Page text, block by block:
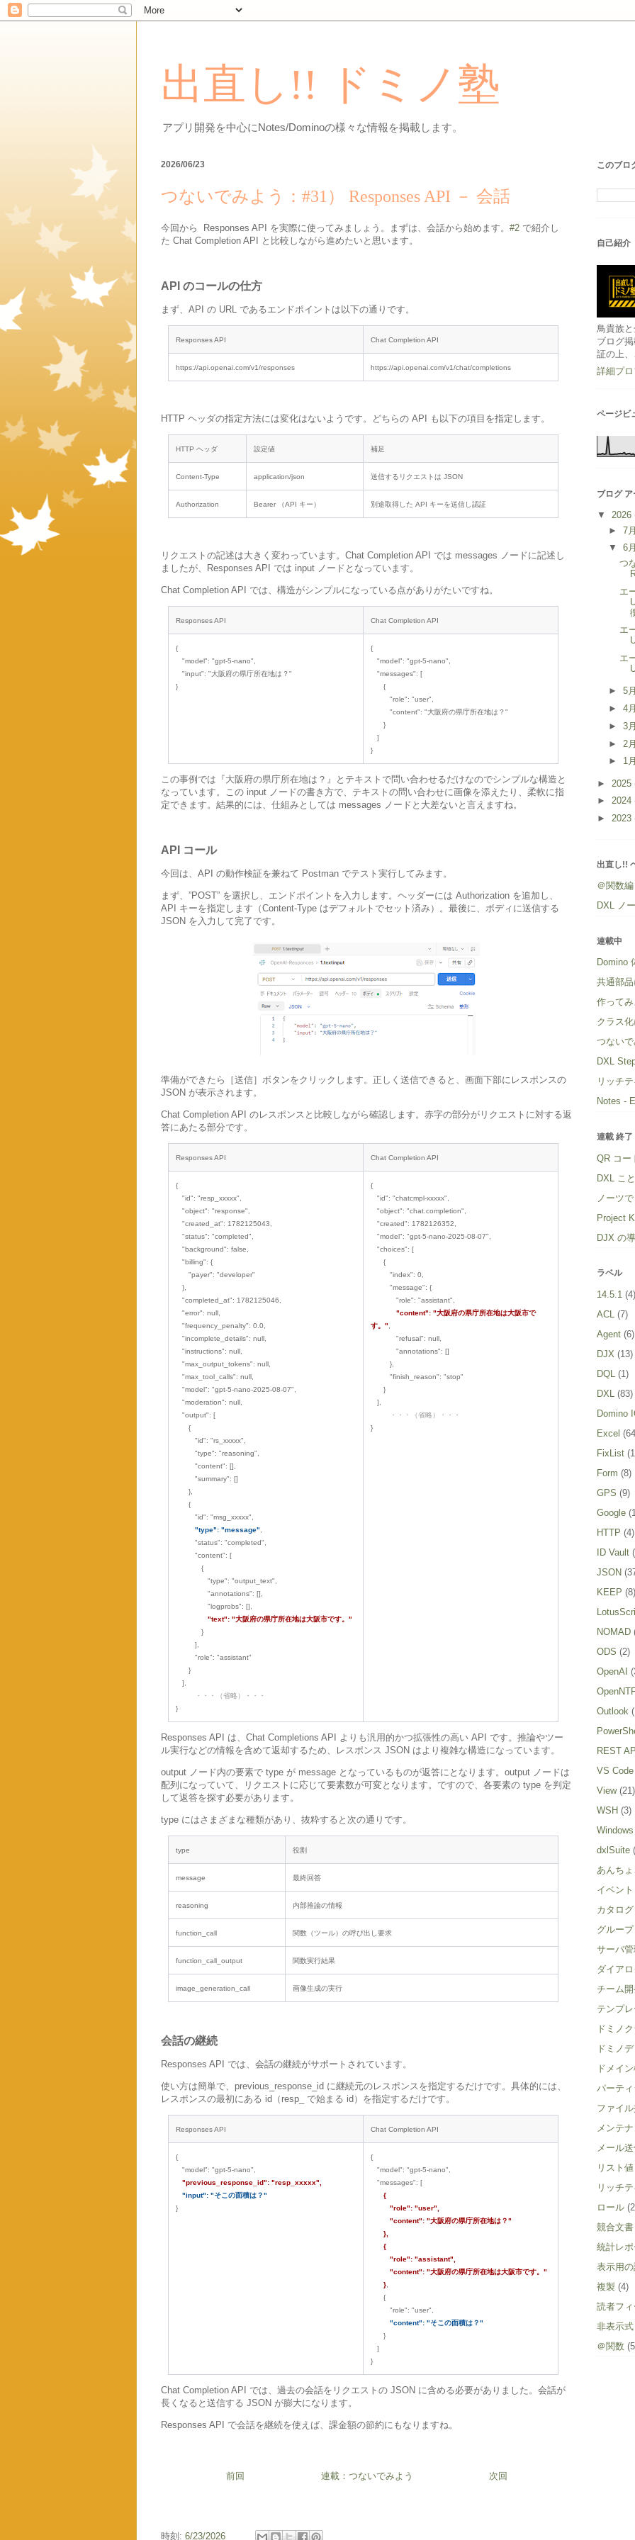
出直し!! ドミノ塾
アプリ開発を中心にNotes/Dominoの様々な情報を掲載します。
2026/06/23
つないでみよう：#31） Responses API － 会話
今回から Responses API を実際に使ってみましょう。まずは、会話から始めます。 #2 で紹介し
た Chat Completion API と比較しながら進めたいと思います。
API のコールの仕方
まず、API の URL であるエンドポイントは以下の通りです。
Responses API Chat Completion API
https://api.openai.com/v1/responses https://api.openai.com/v1/chat/completions
HTTP ヘッダの指定方法には変化はないようです。どちらの API も以下の項目を指定します。
HTTP ヘッダ 設定値 補足
Content-Type application/json 送信するリクエストは JSON
Authorization Bearer （API キー） 別途取得した API キーを送信し認証
リクエストの記述は大きく変わっています。Chat Completion API では messages ノードに記述し
ましたが、Responses API では input ノードとなっています。
Chat Completion API では、構造がシンプルになっている点がありがたいですね。
Responses API Chat Completion API
{
"model": "gpt-5-nano",
"input": "大阪府の県庁所在地は？"
}
{
"model": "gpt-5-nano",
"messages": [
{
"role": "user",
"content": "大阪府の県庁所在地は？"
}
]
}
この事例では『大阪府の県庁所在地は？』とテキストで問い合わせるだけなのでシンプルな構造と
なっています。この input ノードの書き方で、テキストの問い合わせに画像を添えたり、柔軟に指
定できます。結果的には、仕組みとしては messages ノードと大差ないと言えますね。
API コール
今回は、API の動作検証を兼ねて Postman でテスト実行してみます。
まず、”POST” を選択し、エンドポイントを入力します。ヘッダーには Authorization を追加し、
API キーを指定します（Content-Type はデフォルトでセット済み）。最後に、ボディに送信する
JSON を入力して完了です。
準備ができたら［送信］ボタンをクリックします。正しく送信できると、画面下部にレスポンスの
JSON が表示されます。
Chat Completion API のレスポンスと比較しながら確認します。赤字の部分がリクエストに対する返
答にあたる部分です。
Responses API Chat Completion API
{
"id": "resp_xxxxx",
"object": "response",
"created_at": 1782125043,
"status": "completed",
"background": false,
"billing": {
"payer": "developer"
},
"completed_at": 1782125046,
"error": null,
"frequency_penalty": 0.0,
"incomplete_details": null,
"instructions": null,
"max_output_tokens": null,
"max_tool_calls": null,
"model": "gpt-5-nano-2025-08-07",
"moderation": null,
"output": [
{
"id": "rs_xxxxx",
"type": "reasoning",
"content": [],
"summary": []
},
{
"id": "msg_xxxxx",
"type": "message"
"status": "completed",
"content": [
{
"type": "output_text",
"annotations": [],
"logprobs": [],
"text": "大阪府の県庁所在地は大阪市です。"
}
],
"role": "assistant"
}
],
・・・（省略）・・・
}
{
"id": "chatcmpl-xxxxx",
"object": "chat.completion",
"created": 1782126352,
"model": "gpt-5-nano-2025-08-07",
"choices": [
{
"index": 0,
"message": {
"role": "assistant",
"content": "大阪府の県庁所在地は大阪市で
す。"
"refusal": null,
"annotations": []
},
"finish_reason": "stop"
}
],
・・・（省略）・・・
}
Responses API は、Chat Completions API よりも汎用的かつ拡張性の高い API です。推論やツー
ル実行などの情報を含めて返却するため、レスポンス JSON はより複雑な構造になっています。
output ノード内の要素で type が message となっているものが返答にとなります。output ノードは
配列になっていて、リクエストに応じて要素数が可変となります。ですので、各要素の type を判定
して返答を探す必要があります。
type にはさまざまな種類があり、抜粋すると次の通りです。
type 役割
message 最終回答
reasoning 内部推論の情報
function_call 関数（ツール）の呼び出し要求
function_call_output 関数実行結果
image_generation_call 画像生成の実行
会話の継続
Responses API では、会話の継続がサポートされています。
使い方は簡単で、previous_response_id に継続元のレスポンスを指定するだけです。具体的には、
レスポンスの最初にある id（resp_ で始まる id）を指定するだけです。
Responses API Chat Completion API
{
"model": "gpt-5-nano",
"previous_response_id": "resp_xxxxx",
"input": "そこの面積は？"
}
{
"model": "gpt-5-nano",
"messages": [
{
"role": "user",
"content": "大阪府の県庁所在地は？"
},
{
"role": "assistant",
"content": "大阪府の県庁所在地は大阪市です。"
}
{
"role": "user",
"content": "そこの面積は？"
}
]
}
Chat Completion API では、過去の会話をリクエストの JSON に含める必要がありました。会話が
長くなると送信する JSON が膨大になります。
Responses API で会話を継続を使えば、課金額の節約にもなりますね。
前回 連載：つないでみよう 次回
時刻: 6/23/2026
このブロ
自己紹介
鳥貴族と
ブログ
証の上、
詳細プ
ページビ
ブログ
▼ 2026
► 7月
▼ 6月
つ
エ
エ
エ
► 5月
► 4月
► 3月
► 2月
► 1月
► 2025
► 2024
► 2023
出直し!!
＠関数編
DXL ノ
連載中
Domino
共通部
作ってみ
クラス
つないで
DXL
リッチ
Notes -
連載 終了
QR コー
DXL こ
ノーツ
Project
DJX の
ラベル
14.5.1 (4)
ACL
(7)
Agent (6)
DJX (13)
DQL
(1)
DXL
(83)
Domino
Excel
FixList
Form (8)
GPS (9)
Google
HTTP (4)
ID Vault
JSON
KEEP (8)
NOMAD
ODS (2)
OpenAI
Outlook
REST API
VS Code
View (21)
WSH (3)
Windows
dxlSuite
あんちょ
イベント
カタログ
グループ
サーバ管
ダイア
チーム開
テンプレ
ドミノ
ドミノ
ドメイ
パーテ
ファイ
メンテ
メール
リスト値
リッチ
ロール
競合文書
統計レポ
表示用
複製 (4)
読者フ
非表示式
＠関数